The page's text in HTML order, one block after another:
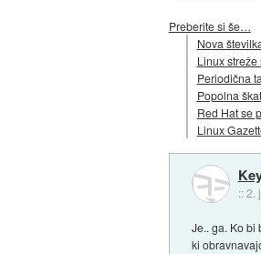
Preberite si še…
Nova
Linux
Periodična
Popolna
Red Hat se
Linux
::2.
Je.. ga. Ko bi
ki